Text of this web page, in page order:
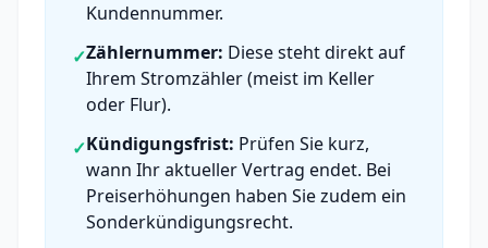
Kundennummer.
✓Zählernummer: Diese steht direkt auf
Ihrem Stromzähler (meist im Keller
oder Flur).
✓Kündigungsfrist: Prüfen Sie kurz,
wann Ihr aktueller Vertrag endet. Bei
Preiserhöhungen haben Sie zudem ein
Sonderkündigungsrecht.